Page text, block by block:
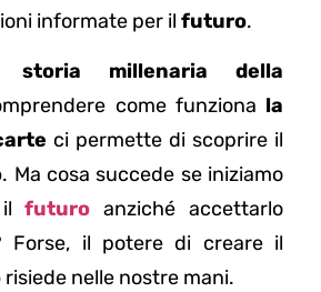
informate per il futuro.
storia millenaria della
come funziona la
ci permette di scoprire il
. Ma cosa succede se iniziamo
ilfuturo anziché accettarlo
Forse, il potere di creare il
risiede nelle nostre mani.